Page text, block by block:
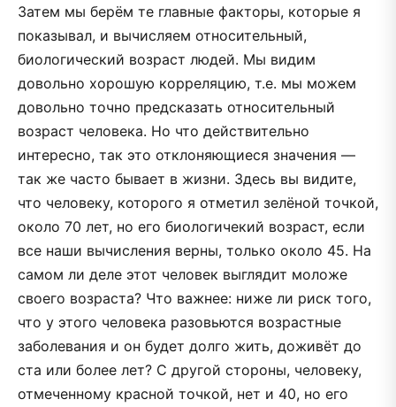
Затем мы берём те главные факторы, которые я
показывал, и вычисляем относительный,
биологический возраст людей. Мы видим
довольно хорошую корреляцию, т.е. мы можем
довольно точно предсказать относительный
возраст человека. Но что действительно
интересно, так это отклоняющиеся значения —
так же часто бывает в жизни. Здесь вы видите,
что человеку, которого я отметил зелёной точкой,
около 70 лет, но его биологичекий возраст, если
все наши вычисления верны, только около 45. На
самом ли деле этот человек выглядит моложе
своего возраста? Что важнее: ниже ли риск того,
что у этого человека разовьются возрастные
заболевания и он будет долго жить, доживёт до
ста или более лет? С другой стороны, человеку,
отмеченному красной точкой, нет и 40, но его